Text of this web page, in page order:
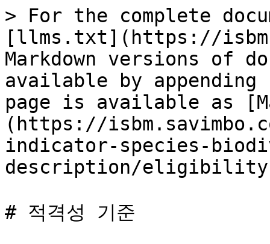
> For the complete
[llms.txt](https://
Markdown versions of
available by
page is available as
(https://
indicator-species-
description/
# 적격성 기준